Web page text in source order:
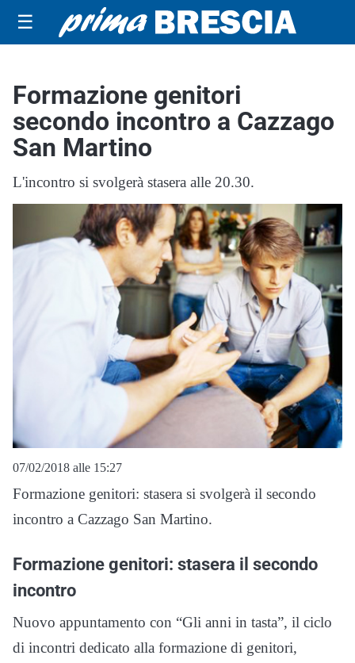
☰
Formazione genitori
secondo incontro a Cazzago
San Martino
L'incontro si svolgerà stasera alle 20.30.
07/02/2018 alle 15:27
Formazione genitori: stasera si svolgerà il secondo
incontro a Cazzago San Martino.
Formazione genitori: stasera il secondo
incontro
Nuovo appuntamento con “Gli anni in tasta”, il ciclo
di incontri dedicato alla formazione di genitori,